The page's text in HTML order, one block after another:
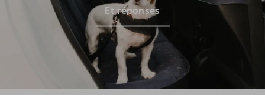
Et réponses